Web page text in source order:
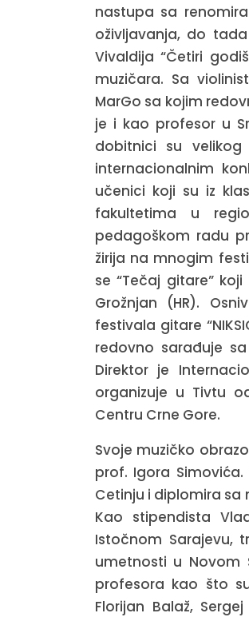
nastupa sa
oživljavanja, do tada
Vivaldija “Četiri godiš
muzičara. Sa
MarGo sa kojim
je i kao profesor u
dobitnici su
internacionalnim
učenici koji su iz
fakultetima u
pedagoškom radu
žirija na mnogim
se “Tečaj gitare”
Grožnjan (HR).
festivala gitare
redovno sarađuje
Direktor je
organizuje u Tivtu
Centru Crne Gore.
Svoje muzičko
prof. Igora
Cetinju i diplomira sa
Kao stipendista
Istočnom Sarajevu,
umetnosti u Novom
profesora kao što
Florijan Balaž,